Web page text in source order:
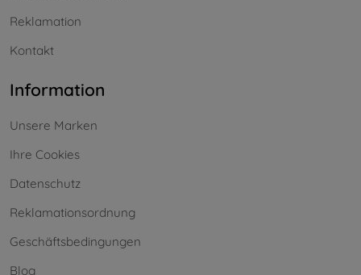
Reklamation
Kontakt
Information
Unsere Marken
Ihre Cookies
Datenschutz
Reklamationsordnung
Geschäftsbedingungen
Blog